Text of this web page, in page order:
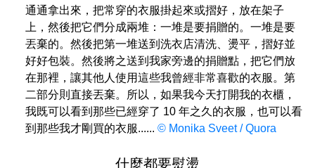
通通拿出來，把常穿的衣服掛起來或摺好，放在架子
上，然後把它們分成兩堆：一堆是要捐贈的。一堆是要
丟棄的。然後把第一堆送到洗衣店清洗、燙平，摺好並
好好包裝。然後將之送到我家旁邊的捐贈點，把它們放
在那裡，讓其他人使用這些我曾經非常喜歡的衣服。第
二部分則直接丟棄。所以，如果我今天打開我的衣櫃，
我既可以看到那些已經穿了 10 年之久的衣服，也可以看
到那些我才剛買的衣服...... © Monika Sveet / Quora
什麼都要熨燙